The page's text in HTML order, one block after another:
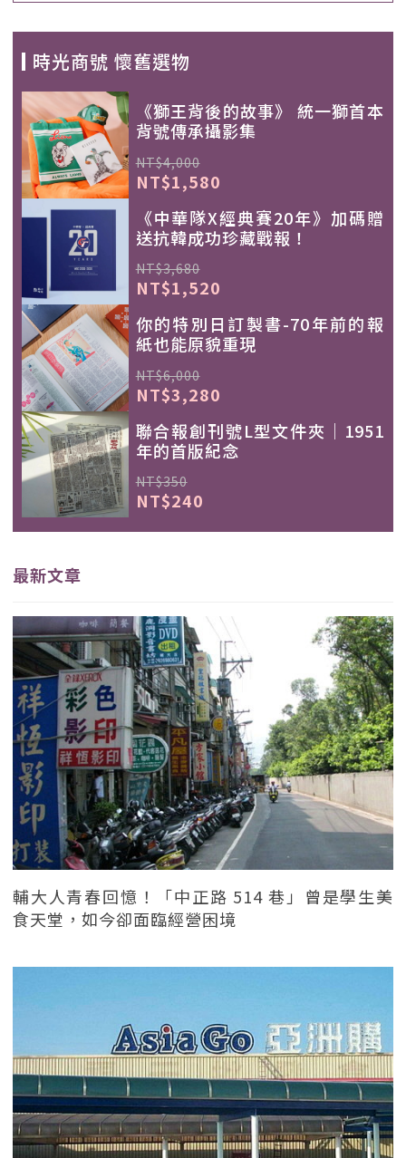
時光商號 懷舊選物
《獅王背後的故事》 統一獅首本
背號傳承攝影集
NT$4,000
NT$1,580
《中華隊X經典賽20年》加碼贈
送抗韓成功珍藏戰報！
NT$3,680
NT$1,520
你的特別日訂製書-70年前的報
紙也能原貌重現
NT$6,000
NT$3,280
聯合報創刊號L型文件夾｜1951
年的首版紀念
NT$350
NT$240
最新文章
輔大人青春回憶！「中正路 514 巷」曾是學生美
食天堂，如今卻面臨經營困境